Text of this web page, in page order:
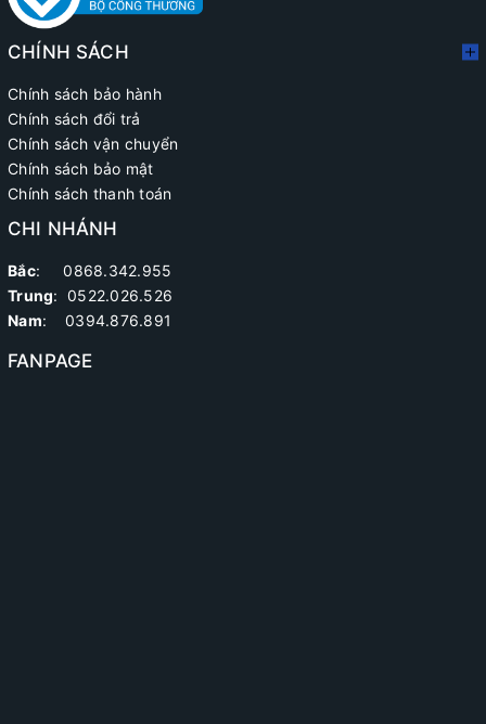
CHÍNH SÁCH
Chính sách bảo hành
Chính sách đổi trả
Chính sách vận chuyển
Chính sách bảo mật
Chính sách thanh toán
CHI NHÁNH
Bắc: 0868.342.955
Trung: 0522.026.526
Nam: 0394.876.891
FANPAGE